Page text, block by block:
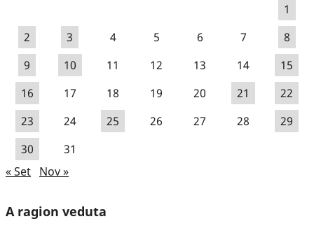
1
2
3 4 5 6 7
8
9
10 11 12 13 14
15
16
17 18 19 20 21
22
23
24 25 26 27 28
29
30
31
« Set Nov »
A ragion veduta